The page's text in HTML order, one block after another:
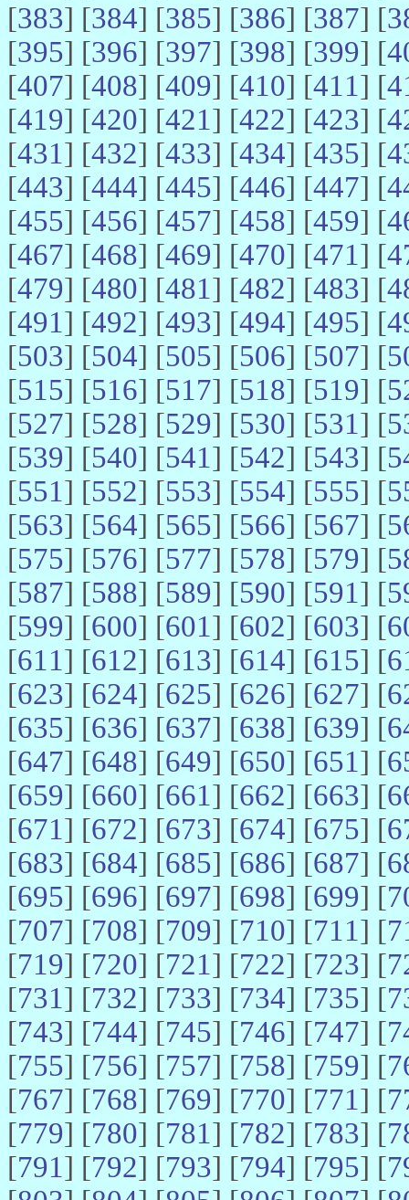
[383] [384] [385] [386] [387] [
[395] [396] [397] [398] [399] [
[407] [408] [409] [410] [411] [
[419] [420] [421] [422] [423] [
[431] [432] [433] [434] [435] [
[443] [444] [445] [446] [447] [
[455] [456] [457] [458] [459] [
[467] [468] [469] [470] [471] [
[479] [480] [481] [482] [483] [
[491] [492] [493] [494] [495] [
[503] [504] [505] [506] [507] [
[515] [516] [517] [518] [519] [
[527] [528] [529] [530] [531] [
[539] [540] [541] [542] [543] [
[551] [552] [553] [554] [555] [
[563] [564] [565] [566] [567] [
[575] [576] [577] [578] [579] [
[587] [588] [589] [590] [591] [
[599] [600] [601] [602] [603] [
[611] [612] [613] [614] [615] [
[623] [624] [625] [626] [627] [
[635] [636] [637] [638] [639] [
[647] [648] [649] [650] [651] [
[659] [660] [661] [662] [663] [
[671] [672] [673] [674] [675] [
[683] [684] [685] [686] [687] [
[695] [696] [697] [698] [699] [
[707] [708] [709] [710] [711] [
[719] [720] [721] [722] [723] [
[731] [732] [733] [734] [735] [
[743] [744] [745] [746] [747] [
[755] [756] [757] [758] [759] [
[767] [768] [769] [770] [771] [
[779] [780] [781] [782] [783] [
[791] [792] [793] [794] [795] [